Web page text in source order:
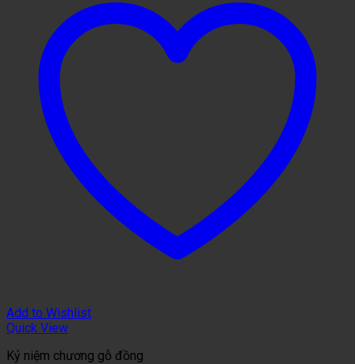
Add to Wishlist
Quick View
Kỷ niệm chương gỗ đồng